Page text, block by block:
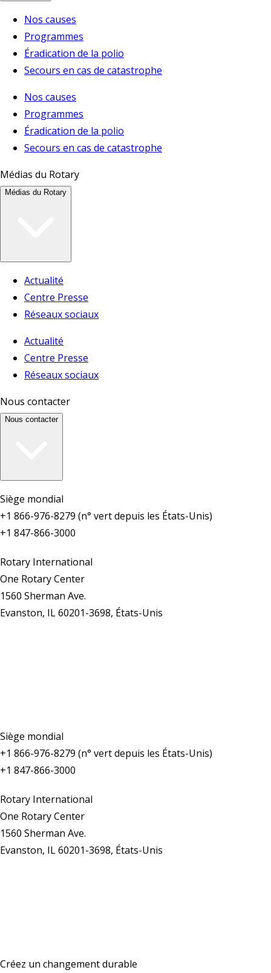
Nos causes
Programmes
Éradication de la polio
Secours en cas de catastrophe
Nos causes
Programmes
Éradication de la polio
Secours en cas de catastrophe
Médias du Rotary
Médias du Rotary
Actualité
Centre Presse
Réseaux sociaux
Actualité
Centre Presse
Réseaux sociaux
Nous contacter
Nous contacter
Siège mondial
+1 866-976-8279 (n° vert depuis les États-Unis)
+1 847-866-3000
Rotary International
One Rotary Center
1560 Sherman Ave.
Evanston, IL 60201-3698, États-Unis
Siège mondial
+1 866-976-8279 (n° vert depuis les États-Unis)
+1 847-866-3000
Rotary International
One Rotary Center
1560 Sherman Ave.
Evanston, IL 60201-3698, États-Unis
Créez un changement durable